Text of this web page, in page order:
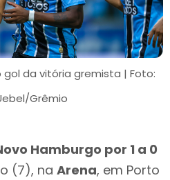
gol da vitória gremista | Foto:
Grêmio
Hamburgo por 1 a 0
(7), na Arena, em Porto